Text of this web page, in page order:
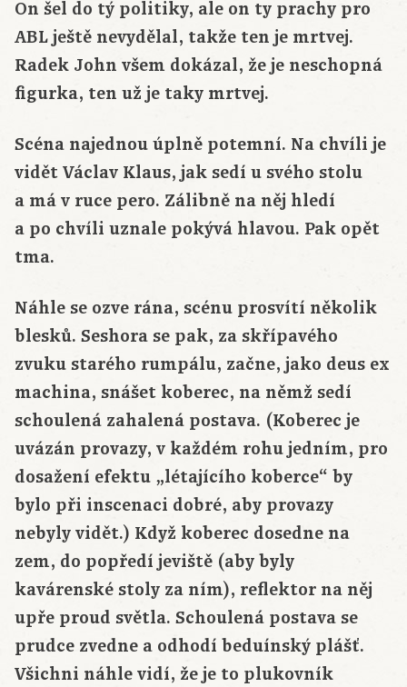
On šel do tý politiky, ale on ty prachy pro
ABL ještě nevydělal, takže ten je mrtvej.
Radek John všem dokázal, že je neschopná
figurka, ten už je taky mrtvej.
Scéna najednou úplně potemní. Na chvíli je
vidět Václav Klaus, jak sedí u svého stolu
a má v ruce pero. Zálibně na něj hledí
a po chvíli uznale pokývá hlavou. Pak opět
tma.
Náhle se ozve rána, scénu prosvítí několik
blesků. Seshora se pak, za skřípavého
zvuku starého rumpálu, začne, jako deus ex
machina, snášet koberec, na němž sedí
schoulená zahalená postava. (Koberec je
uvázán provazy, v každém rohu jedním, pro
dosažení efektu „létajícího koberce“ by
bylo při inscenaci dobré, aby provazy
nebyly vidět.) Když koberec dosedne na
zem, do popředí jeviště (aby byly
kavárenské stoly za ním), reflektor na něj
upře proud světla. Schoulená postava se
prudce zvedne a odhodí beduínský plášť.
Všichni náhle vidí, že je to plukovník